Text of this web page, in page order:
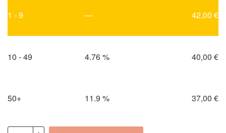
1 - 9 — 42,00 €
10 - 49 4.76 % 40,00 €
50+ 11.9 % 37,00 €